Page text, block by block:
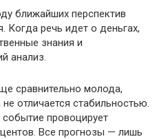
ближайших перспектив
Когда речь идет о деньгах,
знания и
анализ.
сравнительно молода,
отличается стабильностью.
провоцирует
Все прогнозы — лишь